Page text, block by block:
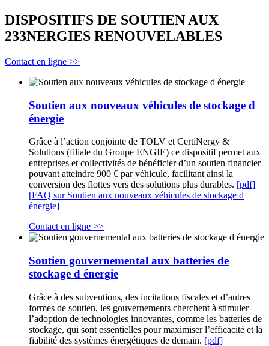
DISPOSITIFS DE SOUTIEN AUX
233NERGIES RENOUVELABLES
Contact en ligne >>
Soutien aux nouveaux véhicules de stockage d
énergie
Grâce à l’action conjointe de TOLV et CertiNergy &
Solutions (filiale du Groupe ENGIE) ce dispositif permet aux
entreprises et collectivités de bénéficier d’un soutien financier
pouvant atteindre 900 € par véhicule, facilitant ainsi la
conversion des flottes vers des solutions plus durables. [pdf]
[FAQ sur Soutien aux nouveaux véhicules de stockage d
énergie]
Contact en ligne >>
Soutien gouvernemental aux batteries de
stockage d énergie
Grâce à des subventions, des incitations fiscales et d’autres
formes de soutien, les gouvernements cherchent à stimuler
l’adoption de technologies innovantes, comme les batteries de
stockage, qui sont essentielles pour maximiser l’efficacité et la
fiabilité des systèmes énergétiques de demain. [pdf]